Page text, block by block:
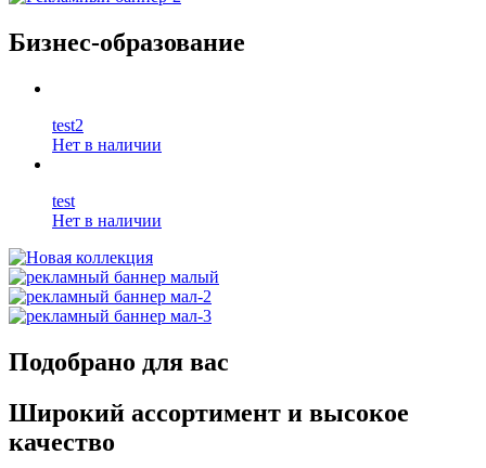
Бизнес-образование
test2
Нет в наличии
test
Нет в наличии
Подобрано для вас
Широкий ассортимент и высокое
качество